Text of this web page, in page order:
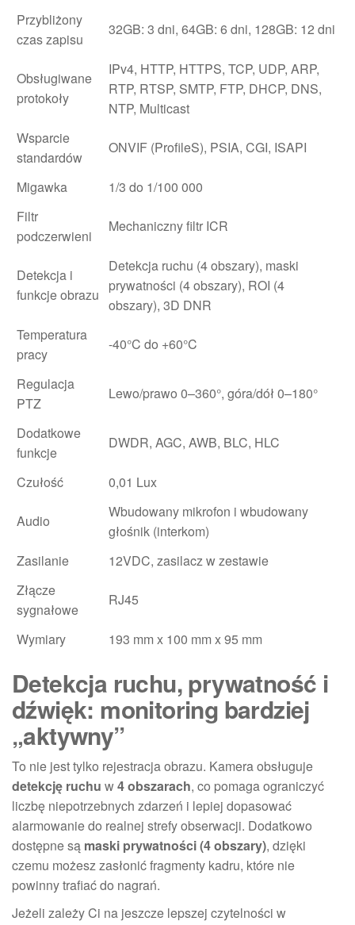
Przybliżony
czas zapisu
32GB: 3 dni, 64GB: 6 dni, 128GB: 12 dni
Obsługiwane
protokoły
IPv4, HTTP, HTTPS, TCP, UDP, ARP,
RTP, RTSP, SMTP, FTP, DHCP, DNS,
NTP, Multicast
Wsparcie
standardów
ONVIF (ProfileS), PSIA, CGI, ISAPI
Migawka
1/3 do 1/100 000
Filtr
podczerwieni
Mechaniczny filtr ICR
Detekcja i
funkcje obrazu
Detekcja ruchu (4 obszary), maski
prywatności (4 obszary), ROI (4
obszary), 3D DNR
Temperatura
pracy
-40°C do +60°C
Regulacja
PTZ
Lewo/prawo 0–360°, góra/dół 0–180°
Dodatkowe
funkcje
DWDR, AGC, AWB, BLC, HLC
Czułość 0,01 Lux
Audio
Wbudowany mikrofon i wbudowany
głośnik (interkom)
Zasilanie
12VDC, zasilacz w zestawie
Złącze
sygnałowe
RJ45
Wymiary 193 mm x 100 mm x 95 mm
Detekcja ruchu, prywatność i
dźwięk: monitoring bardziej
„aktywny”
To nie jest tylko rejestracja obrazu. Kamera obsługuje
detekcję ruchu w4 obszarach, co pomaga ograniczyć
liczbę niepotrzebnych zdarzeń i lepiej dopasować
alarmowanie do realnej strefy obserwacji. Dodatkowo
dostępne są maski prywatności (4 obszary), dzięki
czemu możesz zasłonić fragmenty kadru, które nie
powinny trafiać do nagrań.
Jeżeli zależy Ci na jeszcze lepszej czytelności w